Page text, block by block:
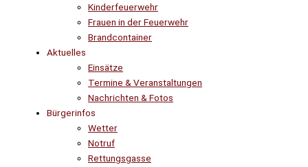
Kinderfeuerwehr
Frauen in der Feuerwehr
Brandcontainer
Aktuelles
Einsätze
Termine & Veranstaltungen
Nachrichten & Fotos
Bürgerinfos
Wetter
Notruf
Rettungsgasse